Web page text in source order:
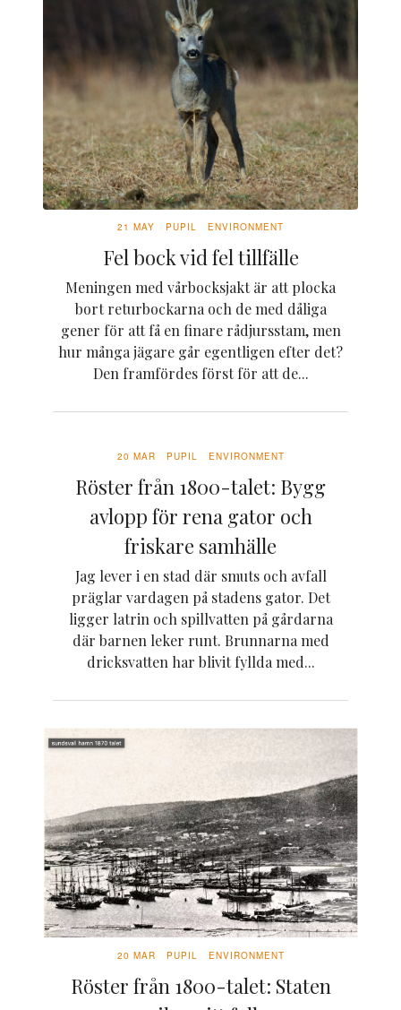
21 MAY PUPIL ENVIRONMENT
Fel bock vid fel tillfälle
Meningen med vårbocksjakt är att plocka
bort returbockarna och de med dåliga
gener för att få en finare rådjursstam, men
hur många jägare går egentligen efter det?
Den framfördes först för att de...
20 MAR PUPIL ENVIRONMENT
Röster från 1800-talet: Bygg
avlopp för rena gator och
friskare samhälle
Jag lever i en stad där smuts och avfall
präglar vardagen på stadens gator. Det
ligger latrin och spillvatten på gårdarna
där barnen leker runt. Brunnarna med
dricksvatten har blivit fyllda med...
20 MAR PUPIL ENVIRONMENT
Röster från 1800-talet: Staten